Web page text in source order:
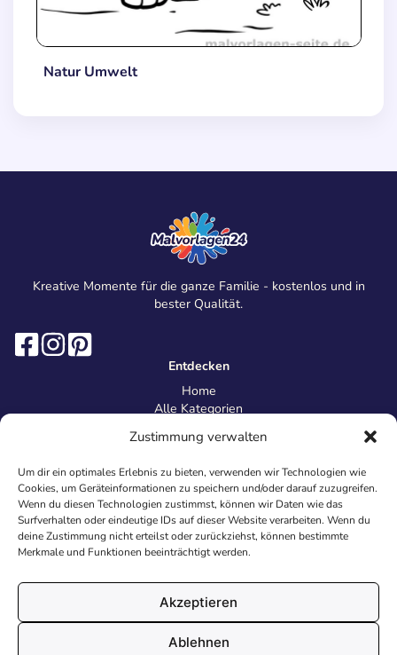
Zustimmung verwalten
Um dir ein optimales Erlebnis zu bieten, verwenden wir Technologien wie
Cookies, um Geräteinformationen zu speichern und/oder darauf zuzugreifen.
Wenn du diesen Technologien zustimmst, können wir Daten wie das
Surfverhalten oder eindeutige IDs auf dieser Website verarbeiten. Wenn du
deine Zustimmung nicht erteilst oder zurückziehst, können bestimmte
Merkmale und Funktionen beeinträchtigt werden.
Akzeptieren
Ablehnen
Natur Umwelt
Kreative Momente für die ganze Familie - kostenlos und in
bester Qualität.
Entdecken
Home
Alle Kategorien
Information
Über uns
Kontakt
Inhaltsrichtlinien
Recht & Datenschutz
Impressum
AGB
Cookies